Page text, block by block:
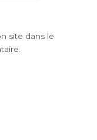
site dans le